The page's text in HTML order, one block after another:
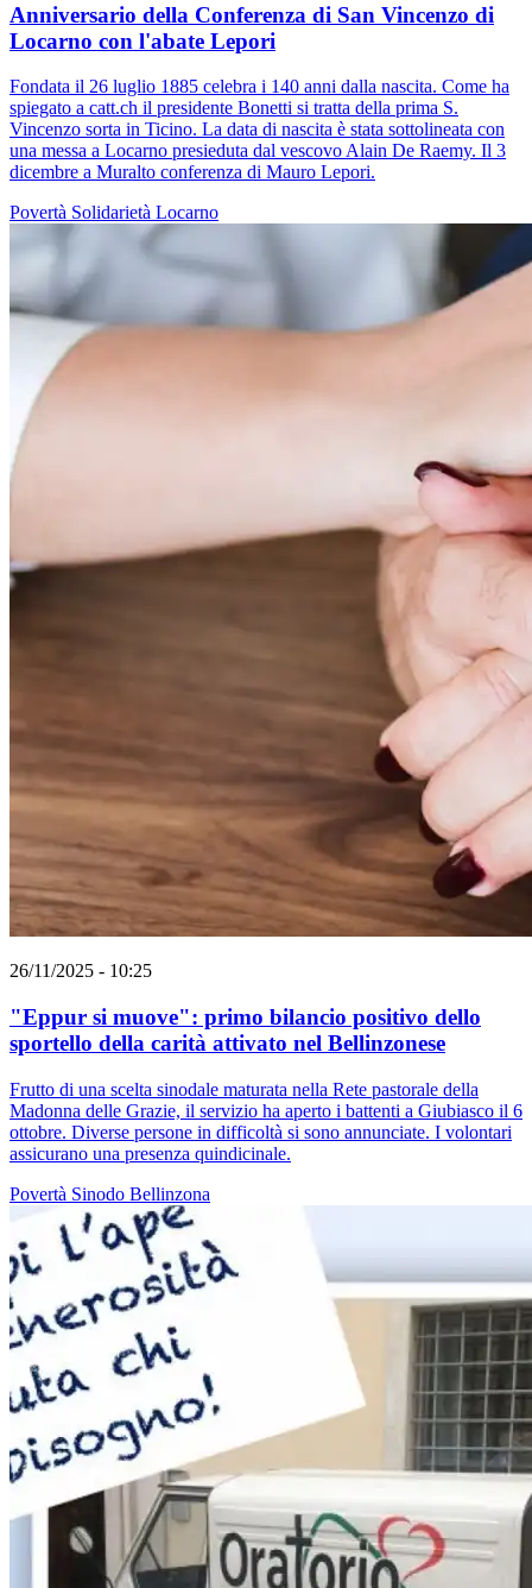
Anniversario della Conferenza di San Vincenzo di
Locarno con l'abate Lepori
Fondata il 26 luglio 1885 celebra i 140 anni dalla nascita. Come ha
spiegato a catt.ch il presidente Bonetti si tratta della prima S.
Vincenzo sorta in Ticino. La data di nascita è stata sottolineata con
una messa a Locarno presieduta dal vescovo Alain De Raemy. Il 3
dicembre a Muralto conferenza di Mauro Lepori.
Povertà Solidarietà Locarno
26/11/2025 - 10:25
"Eppur si muove": primo bilancio positivo dello
sportello della carità attivato nel Bellinzonese
Frutto di una scelta sinodale maturata nella Rete pastorale della
Madonna delle Grazie, il servizio ha aperto i battenti a Giubiasco il 6
ottobre. Diverse persone in difficoltà si sono annunciate. I volontari
assicurano una presenza quindicinale.
Povertà Sinodo Bellinzona